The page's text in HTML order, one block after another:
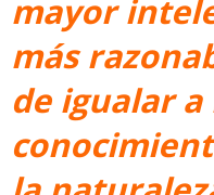
mayor
más
de igualar